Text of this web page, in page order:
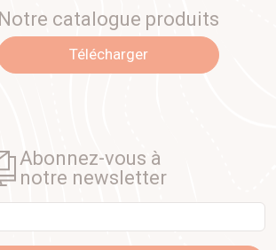
Notre catalogue produits
Télécharger
Abonnez-vous à
notre newsletter